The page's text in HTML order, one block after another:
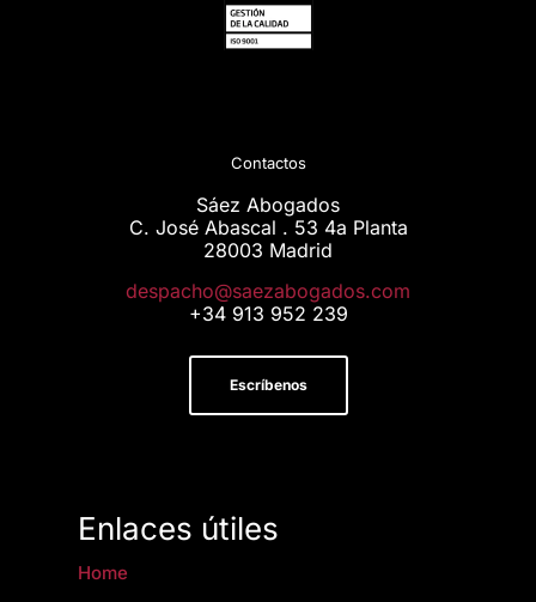
Contactos
Sáez Abogados
C. José Abascal . 53 4a Planta
28003 Madrid
moc.sodagobazeas@ohcapsed
+34 913 952 239
Escríbenos
Enlaces útiles
Home